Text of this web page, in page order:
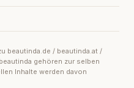
beautinda.de / beautinda.at /
gehören zur selben
Inhalte werden davon